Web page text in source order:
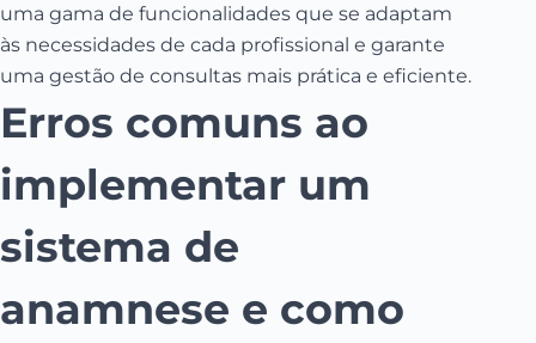
uma gama de funcionalidades que se adaptam
às necessidades de cada profissional e garante
uma gestão de consultas mais prática e eficiente.
Erros comuns ao
implementar um
sistema de
anamnese e como